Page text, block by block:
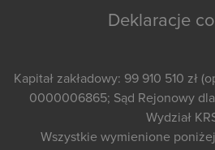
Deklaracje
Kapitał zakładowy: 99 910 510 zł
0000006865; Sąd Rejonowy dla
Wydział
Wszystkie wymienione